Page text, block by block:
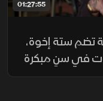
01:27:55
تضم ستة إخوة،
في سنٍ مبكرة
القصة